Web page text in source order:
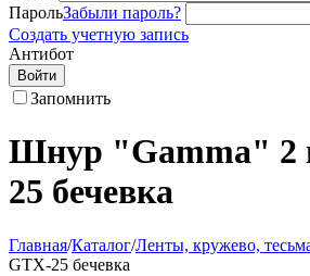
ПарольЗабыли пароль?
Создать учетную запись
Антибот
Войти
Запомнить
Шнур "Gamma" 2
25 бечевка
Главная/Каталог/Ленты, кружево,
GTX-25 бечевка